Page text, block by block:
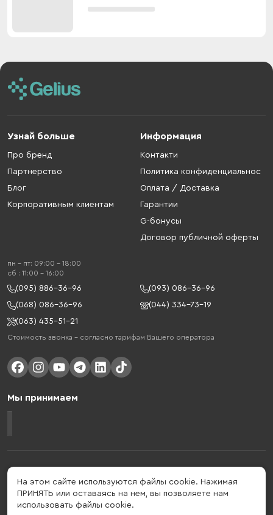
Узнай больше
Про бренд
Партнерство
Блог
Корпоративным клиентам
Информация
Контакти
Политика конфиденциальнос
Оплата / Доставка
Гарантии
G-бонусы
Договор публичной оферты
пн - пт: 09:00 - 18:00
cб : 11:00 - 16:00
(095) 886-36-96
(093) 086-36-96
(068) 086-36-96
(044) 334-73-19
(063) 435-51-21
Стоимость звонка – согласно тарифам Вашего оператора
Мы принимаем
Gelius - украинский бренд, который активно развивается в сфере
умных гаджетов и мобильных аксессуаров. Бренд подтвержден в 2013
году. Gelius - это больше, чем просто бренд, этот стиль жизни,
который об'єднує в собі драйв, радость, скорость, новації и
практичність.
На этом сайте используются файлы cookie. Нажимая
ПРИНЯТЬ или оставаясь на нем, вы позволяете нам
использовать файлы cookie.